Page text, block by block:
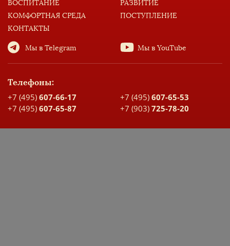
ВОСПИТАНИЕ
РАЗВИТИЕ
КОМФОРТНАЯ СРЕДА
ПОСТУПЛЕНИЕ
КОНТАКТЫ
Мы в Telegram Мы в YouTube
Телефоны:
+7 (495) 607-66-17 +7 (495) 607-65-53
+7 (495) 607-65-87 +7 (903) 725-78-20